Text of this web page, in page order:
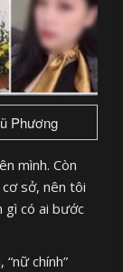
Phương
mình. Còn
sở, nên tôi
gì có ai bước
chính”